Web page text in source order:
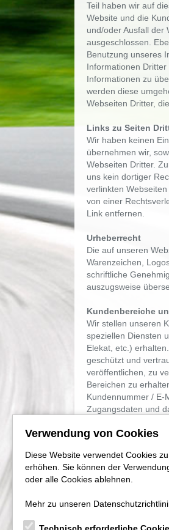
Teil haben wir auf
Website und die
und/oder Ausfall der
ausgeschlossen.
Benutzung unseres
Informationen
Informationen zu
werden diese
Webseiten Dritter,
Links zu Seiten
Wir haben keinen
übernehmen wir,
Webseiten Dritter.
uns kein dortiger
verlinkten
von einer
Link entfernen.
Urheberrecht
Die auf unseren
Warenzeichen,
schriftliche
auszugsweise
Kundenbereiche
Wir stellen unseren
speziellen Diensten
Elekat, etc.)
geschützt und
veröffentlichen, zu
Bereichen zu
Kundennummer / E-
Zugangsdaten und
schützen. Soweit
einer
Nutzung Ihrer
Bereiche ab. Sollten
einer der Bereiche
Verwendung von Cookies
Diese Website verwendet Cookies
erhöhen. Sie können der
oder alle Cookies ablehnen.
Mehr zu unseren